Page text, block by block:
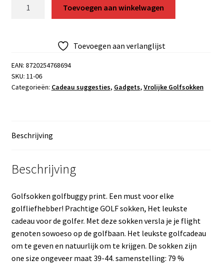
Toevoegen aan winkelwagen
Toevoegen aan verlanglijst
EAN: 8720254768694
SKU: 11-06
Categorieën: Cadeau suggesties, Gadgets, Vrolijke Golfsokken
Beschrijving
Beschrijving
Golfsokken golfbuggy print. Een must voor elke
golfliefhebber! Prachtige GOLF sokken, Het leukste
cadeau voor de golfer. Met deze sokken versla je je flight
genoten sowoeso op de golfbaan. Het leukste golfcadeau
om te geven en natuurlijk om te krijgen. De sokken zijn
one size ongeveer maat 39-44. samenstelling: 79 %